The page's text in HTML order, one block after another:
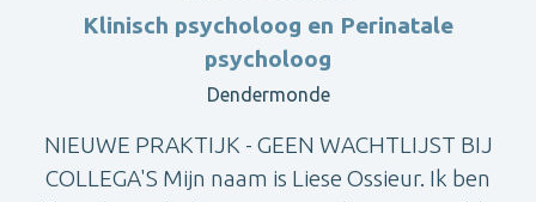
Klinisch psycholoog en Perinatale
psycholoog
Dendermonde
NIEUWE PRAKTIJK - GEEN WACHTLIJST BIJ
COLLEGA'S Mijn naam is Liese Ossieur. Ik ben